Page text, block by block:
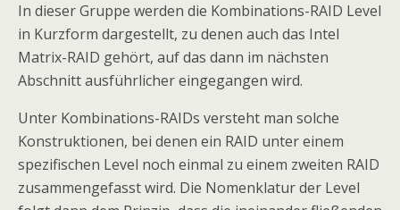
In dieser Gruppe werden die Kombinations-RAID Level
in Kurzform dargestellt, zu denen auch das Intel
Matrix-RAID gehört, auf das dann im nächsten
Abschnitt ausführlicher eingegangen wird.
Unter Kombinations-RAIDs versteht man solche
Konstruktionen, bei denen ein RAID unter einem
spezifischen Level noch einmal zu einem zweiten RAID
zusammengefasst wird. Die Nomenklatur der Level